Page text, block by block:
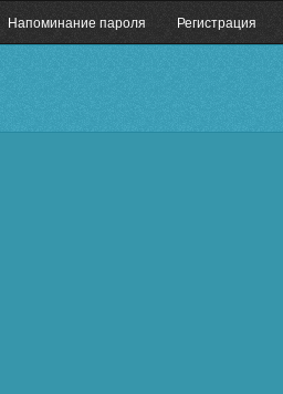
Напоминание пароля Регистрация